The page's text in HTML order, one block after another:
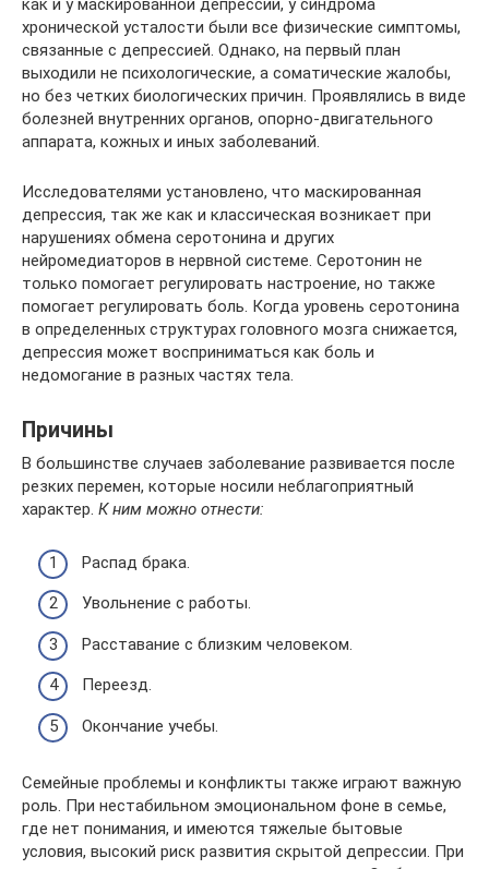
как и у маскированной депрессии, у синдрома
хронической усталости были все физические симптомы,
связанные с депрессией. Однако, на первый план
выходили не психологические, а соматические жалобы,
но без четких биологических причин. Проявлялись в виде
болезней внутренних органов, опорно-двигательного
аппарата, кожных и иных заболеваний.
Исследователями установлено, что маскированная
депрессия, так же как и классическая возникает при
нарушениях обмена серотонина и других
нейромедиаторов в нервной системе. Серотонин не
только помогает регулировать настроение, но также
помогает регулировать боль. Когда уровень серотонина
в определенных структурах головного мозга снижается,
депрессия может восприниматься как боль и
недомогание в разных частях тела.
Причины
В большинстве случаев заболевание развивается после
резких перемен, которые носили неблагоприятный
характер. К ним можно отнести:
Распад брака.
Увольнение с работы.
Расставание с близким человеком.
Переезд.
Окончание учебы.
Семейные проблемы и конфликты также играют важную
роль. При нестабильном эмоциональном фоне в семье,
где нет понимания, и имеются тяжелые бытовые
условия, высокий риск развития скрытой депрессии. При